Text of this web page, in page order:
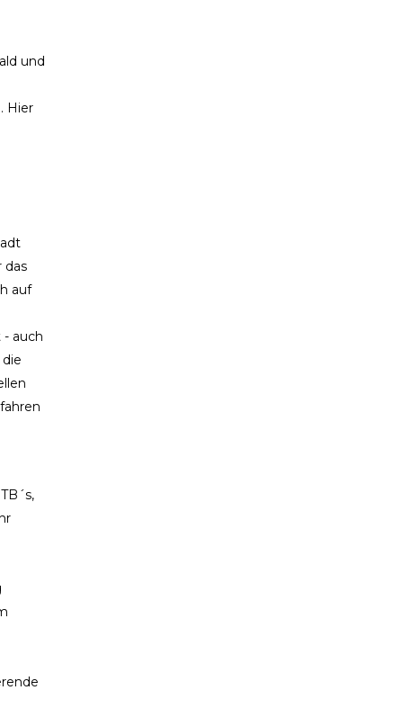
und
Hier
das
auf
auch